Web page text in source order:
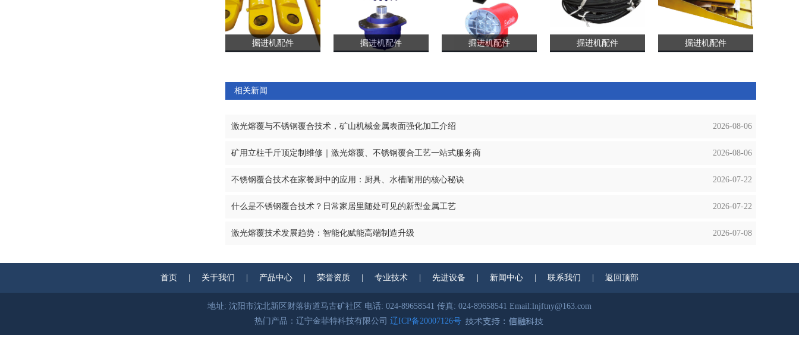
掘进机配件 掘进机配件 掘进机配件 掘进机配件 掘进机配件
相关新闻
2026-08-06
激光熔覆与不锈钢覆合技术，矿山机械金属表面强化加工介绍
2026-08-06
矿用立柱千斤顶定制维修｜激光熔覆、不锈钢覆合工艺一站式服务商
2026-07-22
不锈钢覆合技术在家餐厨中的应用：厨具、水槽耐用的核心秘诀
2026-07-22
什么是不锈钢覆合技术？日常家居里随处可见的新型金属工艺
2026-07-08
激光熔覆技术发展趋势：智能化赋能高端制造升级
首页 关于我们 产品中心 荣誉资质 专业技术 先进设备 新闻中心 联系我们 返回顶部
地址: 沈阳市沈北新区财落街道马古矿社区 电话: 024-89658541 传真: 024-89658541 Email:lnjftny@163.com
热门产品：辽宁金菲特科技有限公司 辽ICP备20007126号